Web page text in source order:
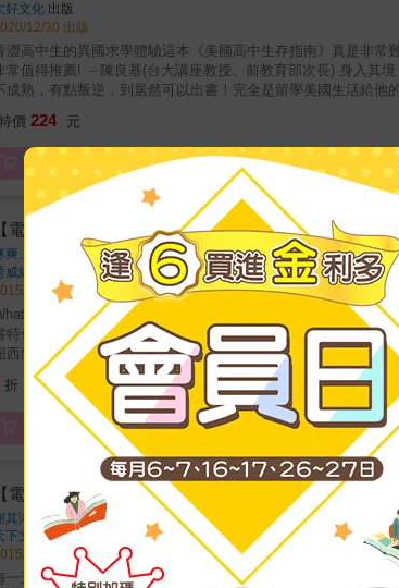
好文化 出版
12/30 出版
澀高中生的異國求學體驗這本《美國高中生存指南》真是非常
常值得推薦! －陳良基(台大講座教授、前教育部次長) 身入其
成熟，有點叛逆，到居然可以出書！完全是留學美國生活給他
那些尷尬又令人不知所措的高中生活。這本書鉅細靡遺地寫
折，不過最後還是成功抵達目的地。－齊天威(律師)到不了的地方，用書開拓視野 不是每一個踏上美國領土，經
此過著幸福快樂的美國生活，擁抱美國夢。不是這樣的！你將
團校隊所踏出的每一步、過程中所經歷的挫折、以及在挫折後
大，國、高中時就讀基督教協同高級中學。我在高一升高二的
，WJHS)讀書兩年，現在已經畢業，在伊利諾大學香檳分校
在WJHS 就讀時遇到的大小事，希望可以幫助正要出國讀書
都是在台灣的教育體系下學習，因此到美國後花了許多功夫才
到AP Lang 的台灣小高一奮鬥史兩年》所提示，我希望可
價 224 元
【電子書】紐西蘭的活潑教育：移民留學之教育指南
爽、張雲騰
著
威經典
09/29 出版
Do Children Learn in NZ School？ 帶領讀者走入紐西蘭的學校生活，深入當地幼兒園到高中的教育進行式，輕鬆協助子女學習愉悅！ & 本
留學之教育指南》由兩位久居紐西蘭的資深老師──來自香港的林爽與臺灣的張雲騰攜手合著。兩位作者均以
西蘭的活潑教育為經、中國的傳統教育為緯，並各自綜合本身
兒園到大學入學情況詳加分析，為關心子女教育的華人家長必備參考書，也是不可多得的指路
&ndash; centered)﹐讓學生寓學習於遊戲，從而培養孩子
己不少固有思維。這種「以人為本」的活潑學習法。孩子怎樣
折 特價 245 元
電子書
【電子書】全世界都是我的夢工場
其濬
著
下文化出版
04/20 出版
都是圓夢天！ & 看見「美加」，難免會想到出國留學或遊學。確實，經過半世紀的經營，從沒有網路、資訊封閉、出國不易的年代，到